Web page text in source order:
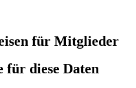
für Mitglieder
für diese Daten